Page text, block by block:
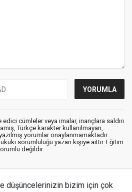
cümleler veya imalar, inançlara saldırı
Türkçe karakter kullanılmayan,
yorumlar onaylanmamaktadır.
sorumluluğu yazan kişiye aittir. Eğitim
değildir.
düşüncelerinizin bizim için çok